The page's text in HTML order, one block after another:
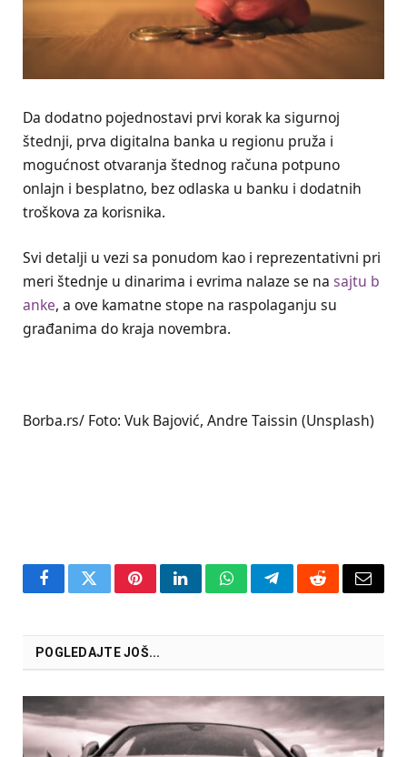
Da dodatno pojednostavi prvi korak ka sigurnoj
štednji, prva digitalna banka u regionu pruža i
mogućnost otvaranja štednog računa potpuno
onlajn i besplatno, bez odlaska u banku i dodatnih
troškova za korisnika.
Svi detalji u vezi sa ponudom kao i reprezentativni pri
meri štednje u dinarima i evrima nalaze se na sajtu b
anke, a ove kamatne stope na raspolaganju su
građanima do kraja novembra.
Borba.rs/ Foto: Vuk Bajović, Andre Taissin (Unsplash)
FacebookTwitterPinterestLinkedInWhatsAppTelegramRedditEmail
POGLEDAJTE JOŠ...